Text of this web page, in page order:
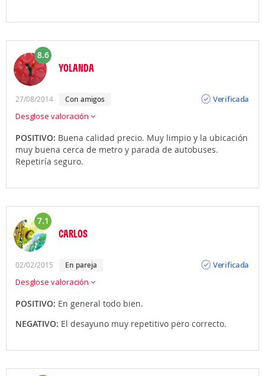
8.6
YOLANDA
27/08/2014 con amigos
Verificada
Desglose valoración
POSITIVO: Buena calidad precio. Muy limpio y la ubicación
muy buena cerca de metro y parada de autobuses.
Repetiría seguro.
7.1
CARLOS
02/02/2015 en pareja
Verificada
Desglose valoración
POSITIVO: En general todo bien.
NEGATIVO: El desayuno muy repetitivo pero correcto.